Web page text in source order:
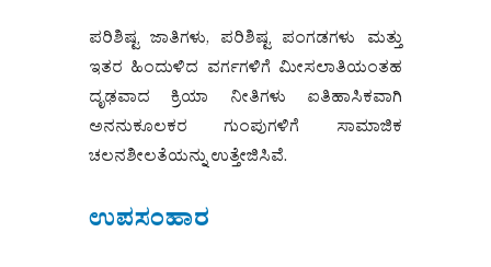
ಪರಿಶಿಷ್ಟ ಜಾತಿಗಳು, ಪರಿಶಿಷ್ಟ ಪಂಗಡಗಳು ಮತ್ತು
ಇತರ ಹಿಂದುಳಿದ ವರ್ಗಗಳಿಗೆ ಮೀಸಲಾತಿಯಂತಹ
ದೃಢವಾದ ಕ್ರಿಯಾ ನೀತಿಗಳು ಐತಿಹಾಸಿಕವಾಗಿ
ಅನನುಕೂಲಕರ ಗುಂಪುಗಳಿಗೆ ಸಾಮಾಜಿಕ
ಚಲನಶೀಲತೆಯನ್ನು ಉತ್ತೇಜಿಸಿವೆ.
ಉಪಸಂಹಾರ